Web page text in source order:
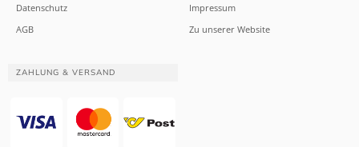
Datenschutz
AGB
Impressum
Zu unserer Website
ZAHLUNG & VERSAND